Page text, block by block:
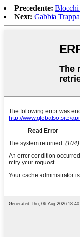
Precedente: Blocchi
Next: Gabbia